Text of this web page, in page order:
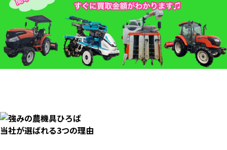
当社が選ばれる3つの理由